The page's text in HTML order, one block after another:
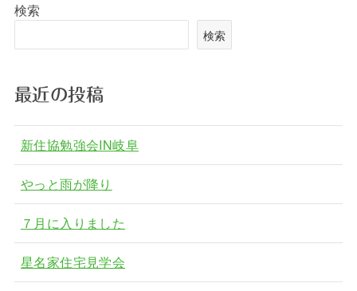
検索
検索
最近の投稿
新住協勉強会IN岐阜
やっと雨が降り
７月に入りました
星名家住宅見学会